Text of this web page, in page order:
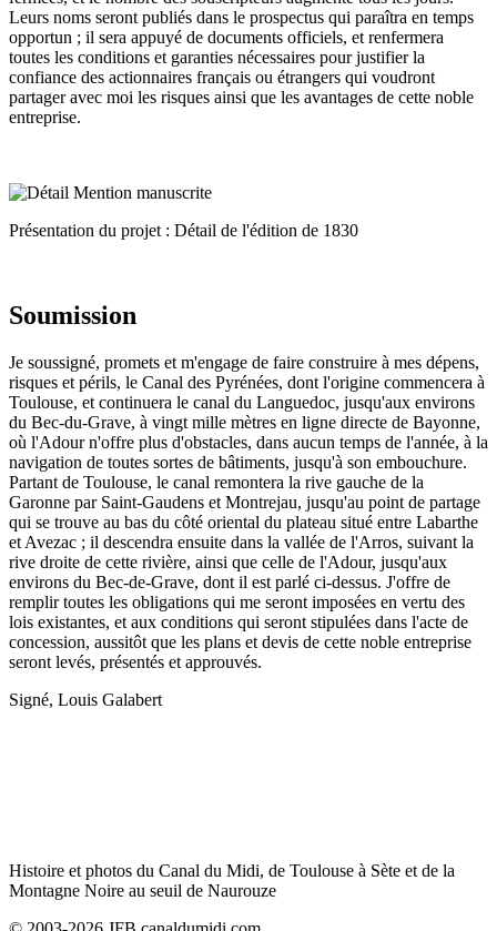
Leurs noms seront publiés dans le prospectus qui paraîtra en temps
opportun ; il sera appuyé de documents officiels, et renfermera
toutes les conditions et garanties nécessaires pour justifier la
confiance des actionnaires français ou étrangers qui voudront
partager avec moi les risques ainsi que les avantages de cette noble
entreprise.
Présentation du projet : Détail de l'édition de 1830
Soumission
Je soussigné, promets et m'engage de faire construire à mes dépens,
risques et périls, le Canal des Pyrénées, dont l'origine commencera à
Toulouse, et continuera le canal du Languedoc, jusqu'aux environs
du Bec-du-Grave, à vingt mille mètres en ligne directe de Bayonne,
où l'Adour n'offre plus d'obstacles, dans aucun temps de l'année, à la
navigation de toutes sortes de bâtiments, jusqu'à son embouchure.
Partant de Toulouse, le canal remontera la rive gauche de la
Garonne par Saint-Gaudens et Montrejau, jusqu'au point de partage
qui se trouve au bas du côté oriental du plateau situé entre Labarthe
et Avezac ; il descendra ensuite dans la vallée de l'Arros, suivant la
rive droite de cette rivière, ainsi que celle de l'Adour, jusqu'aux
environs du Bec-de-Grave, dont il est parlé ci-dessus. J'offre de
remplir toutes les obligations qui me seront imposées en vertu des
lois existantes, et aux conditions qui seront stipulées dans l'acte de
concession, aussitôt que les plans et devis de cette noble entreprise
seront levés, présentés et approuvés.
Signé, Louis Galabert
Histoire et photos du Canal du Midi, de Toulouse à Sète et de la
Montagne Noire au seuil de Naurouze